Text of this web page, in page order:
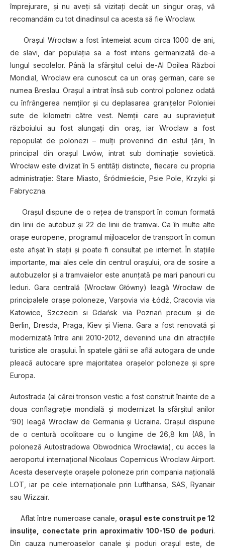
împrejurare, şi nu aveţi să vizitaţi decât un singur oraş, vă
recomandăm cu tot dinadinsul ca acesta să fie Wroclaw.
Oraşul Wrocław a fost întemeiat acum circa 1000 de ani,
de slavi, dar populaţia sa a fost intens germanizată de-a
lungul secolelor. Până la sfârşitul celui de-Al Doilea Război
Mondial, Wroclaw era cunoscut ca un oraş german, care se
numea Breslau. Oraşul a intrat însă sub control polonez odată
cu înfrângerea nemţilor şi cu deplasarea graniţelor Poloniei
sute de kilometri către vest. Nemţii care au supravieţuit
războiului au fost alungaţi din oraş, iar Wroclaw a fost
repopulat de polonezi – mulţi provenind din estul ţării, în
principal din oraşul Lwów, intrat sub dominaţie sovietică.
Wrocław este divizat în 5 entităţi distincte, fiecare cu propria
administraţie: Stare Miasto, Śródmieście, Psie Pole, Krzyki şi
Fabryczna.
Oraşul dispune de o reţea de transport în comun formată
din linii de autobuz şi 22 de linii de tramvai. Ca în multe alte
oraşe europene, programul mijloacelor de transport în comun
este afişat în staţii şi poate fi consultat pe internet. În staţiile
importante, mai ales cele din centrul oraşului, ora de sosire a
autobuzelor şi a tramvaielor este anunţată pe mari panouri cu
leduri. Gara centrală (Wrocław Główny) leagă Wrocław de
principalele oraşe poloneze, Varşovia via Łódź, Cracovia via
Katowice, Szczecin si Gdańsk via Poznań precum şi de
Berlin, Dresda, Praga, Kiev şi Viena. Gara a fost renovată şi
modernizată între anii 2010-2012, devenind una din atracţiile
turistice ale oraşului. În spatele gării se află autogara de unde
pleacă autocare spre majoritatea oraşelor poloneze şi spre
Europa.
Autostrada (al cărei tronson vestic a fost construit înainte de a
doua conflagraţie mondială şi modernizat la sfârşitul anilor
’90) leagă Wrocław de Germania şi Ucraina. Oraşul dispune
de o centură ocolitoare cu o lungime de 26,8 km (A8, în
poloneză Autostradowa Obwodnica Wrocławia), cu acces la
aeroportul internaţional Nicolaus Copernicus Wroclaw Airport.
Acesta deserveşte oraşele poloneze prin compania naţională
LOT, iar pe cele internaţionale prin Lufthansa, SAS, Ryanair
sau Wizzair.
Aflat între numeroase canale, oraşul este construit pe 12
insuliţe, conectate prin aproximativ 100-150 de poduri.
Din cauza numeroaselor canale şi poduri oraşul este, de